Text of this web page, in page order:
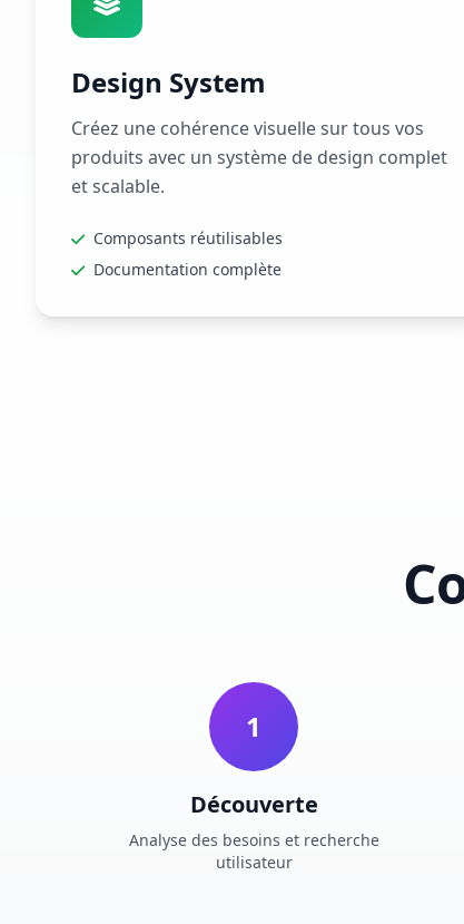
Design System
Créez une cohérence visuelle sur tous vos
produits avec un système de design complet
et scalable.
Composants réutilisables
Documentation complète
1
Découverte
Analyse des besoins et recherche
utilisateur